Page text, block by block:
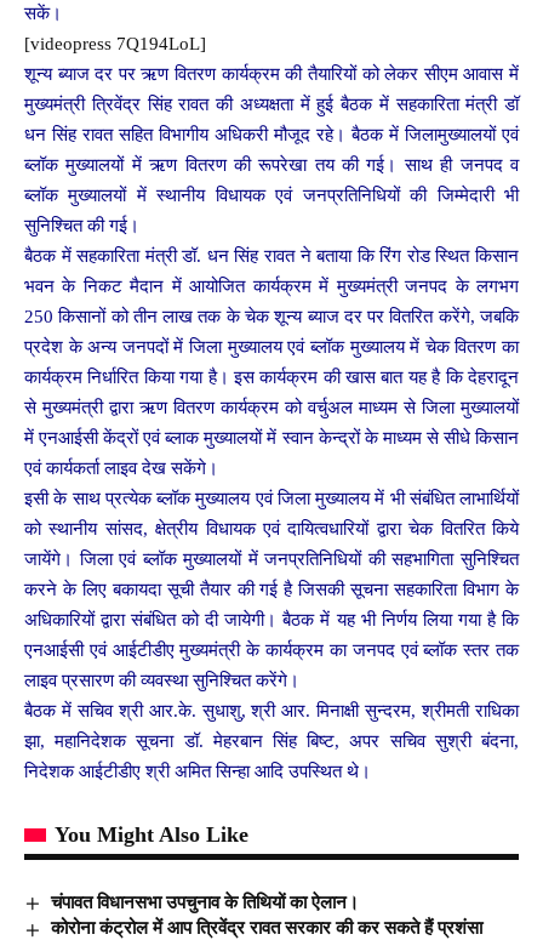
सकें।
[videopress 7Q194LoL]
शून्य ब्याज दर पर ऋण वितरण कार्यक्रम की तैयारियों को लेकर सीएम आवास में
मुख्यमंत्री त्रिवेंद्र सिंह रावत की अध्यक्षता में हुई बैठक में सहकारिता मंत्री डॉ
धन सिंह रावत सहित विभागीय अधिकरी मौजूद रहे। बैठक में जिलामुख्यालयों एवं
ब्लॉक मुख्यालयों में ऋण वितरण की रूपरेखा तय की गई। साथ ही जनपद व
ब्लॉक मुख्यालयों में स्थानीय विधायक एवं जनप्रतिनिधियों की जिम्मेदारी भी
सुनिश्चित की गई।
बैठक में सहकारिता मंत्री डॉ. धन सिंह रावत ने बताया कि रिंग रोड स्थित किसान
भवन के निकट मैदान में आयोजित कार्यक्रम में मुख्यमंत्री जनपद के लगभग
250 किसानों को तीन लाख तक के चेक शून्य ब्याज दर पर वितरित करेंगे, जबकि
प्रदेश के अन्य जनपदों में जिला मुख्यालय एवं ब्लॉक मुख्यालय में चेक वितरण का
कार्यक्रम निर्धारित किया गया है। इस कार्यक्रम की खास बात यह है कि देहरादून
से मुख्यमंत्री द्वारा ऋण वितरण कार्यक्रम को वर्चुअल माध्यम से जिला मुख्यालयों
में एनआईसी केंद्रों एवं ब्लाक मुख्यालयों में स्वान केन्द्रों के माध्यम से सीधे किसान
एवं कार्यकर्ता लाइव देख सकेंगे।
इसी के साथ प्रत्येक ब्लॉक मुख्यालय एवं जिला मुख्यालय में भी संबंधित लाभार्थियों
को स्थानीय सांसद, क्षेत्रीय विधायक एवं दायित्वधारियों द्वारा चेक वितरित किये
जायेंगे। जिला एवं ब्लॉक मुख्यालयों में जनप्रतिनिधियों की सहभागिता सुनिश्चित
करने के लिए बकायदा सूची तैयार की गई है जिसकी सूचना सहकारिता विभाग के
अधिकारियों द्वारा संबंधित को दी जायेगी। बैठक में यह भी निर्णय लिया गया है कि
एनआईसी एवं आईटीडीए मुख्यमंत्री के कार्यक्रम का जनपद एवं ब्लॉक स्तर तक
लाइव प्रसारण की व्यवस्था सुनिश्चित करेंगे।
बैठक में सचिव श्री आर.के. सुधाशु, श्री आर. मिनाक्षी सुन्दरम, श्रीमती राधिका
झा, महानिदेशक सूचना डॉ. मेहरबान सिंह बिष्ट, अपर सचिव सुश्री बंदना,
निदेशक आईटीडीए श्री अमित सिन्हा आदि उपस्थित थे।
You Might Also Like
चंपावत विधानसभा उपचुनाव के तिथियों का ऐलान।
कोरोना कंट्रोल में आप त्रिवेंद्र रावत सरकार की कर सकते हैं प्रशंसा